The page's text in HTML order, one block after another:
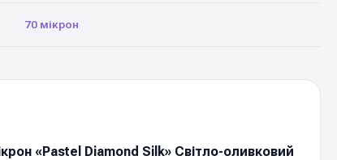
70 мікрон
«Pastel Diamond Silk» Світло-оливковий